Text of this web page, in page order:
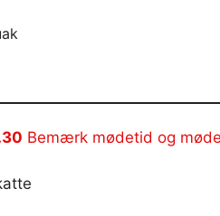
Bemærk mødetid og